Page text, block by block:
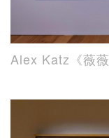
Alex Katz《薇